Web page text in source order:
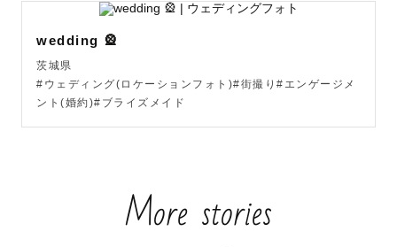
４、撮影そのものが、ふたりの「最高の一日」に
ただ写真を撮るだけでなく、撮影が終わったあとに「楽し
かったね！」と笑い合えるような、温かい時間そのものを
提供します。
撮影という特別な時間が、おふたりの絆をより深めるきっ
かけになれば嬉しいです。
wedding 🎡
茨城県
#ウェディング(ロケーションフォト)#街撮り#エンゲージメ
ント(婚約)#ブライズメイド
More stories